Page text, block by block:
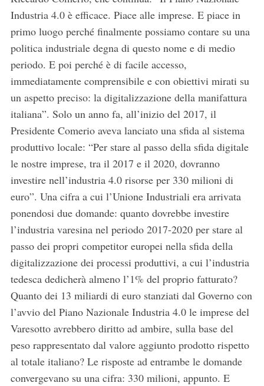
Industria 4.0 è efficace. Piace alle imprese. E piace in
primo luogo perché finalmente possiamo contare su una
politica industriale degna di questo nome e di medio
periodo. E poi perché è di facile accesso,
immediatamente comprensibile e con obiettivi mirati su
un aspetto preciso: la digitalizzazione della manifattura
italiana”. Solo un anno fa, all’inizio del 2017, il
Presidente Comerio aveva lanciato una sfida al sistema
produttivo locale: “Per stare al passo della sfida digitale
le nostre imprese, tra il 2017 e il 2020, dovranno
investire nell’industria 4.0 risorse per 330 milioni di
euro”. Una cifra a cui l’Unione Industriali era arrivata
ponendosi due domande: quanto dovrebbe investire
l’industria varesina nel periodo 2017-2020 per stare al
passo dei propri competitor europei nella sfida della
digitalizzazione dei processi produttivi, a cui l’industria
tedesca dedicherà almeno l’1% del proprio fatturato?
Quanto dei 13 miliardi di euro stanziati dal Governo con
l’avvio del Piano Nazionale Industria 4.0 le imprese del
Varesotto avrebbero diritto ad ambire, sulla base del
peso rappresentato dal valore aggiunto prodotto rispetto
al totale italiano? Le risposte ad entrambe le domande
convergevano su una cifra: 330 milioni, appunto. E